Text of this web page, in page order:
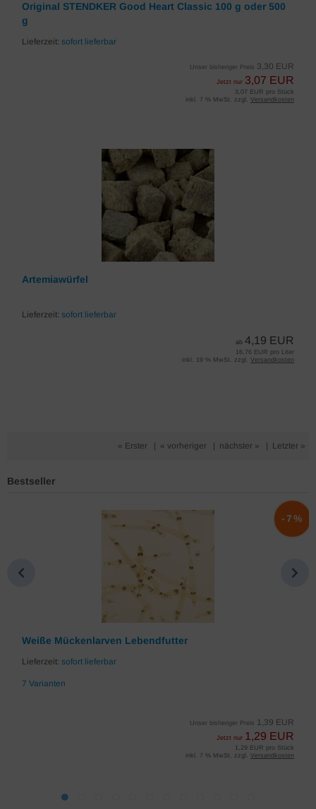
Original STENDKER Good Heart Classic 100 g oder 500
g
Lieferzeit: sofort lieferbar
Unser bisheriger Preis 3,30 EUR
Jetzt nur 3,07 EUR
3,07 EUR pro Stück
inkl. 7 % MwSt. zzgl. Versandkosten
Artemiawürfel
Lieferzeit: sofort lieferbar
ab 4,19 EUR
16,76 EUR pro Liter
inkl. 19 % MwSt. zzgl. Versandkosten
« Erster « vorheriger nächster » Letzter »
Bestseller
Weiße Mückenlarven Lebendfutter
Lieferzeit: sofort lieferbar
7 Varianten
Unser bisheriger Preis 1,39 EUR
Jetzt nur 1,29 EUR
-7%
1,29 EUR pro Stück
inkl. 7 % MwSt. zzgl. Versandkosten